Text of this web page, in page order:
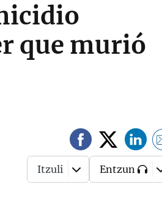
que murió
Itzuli Entzun